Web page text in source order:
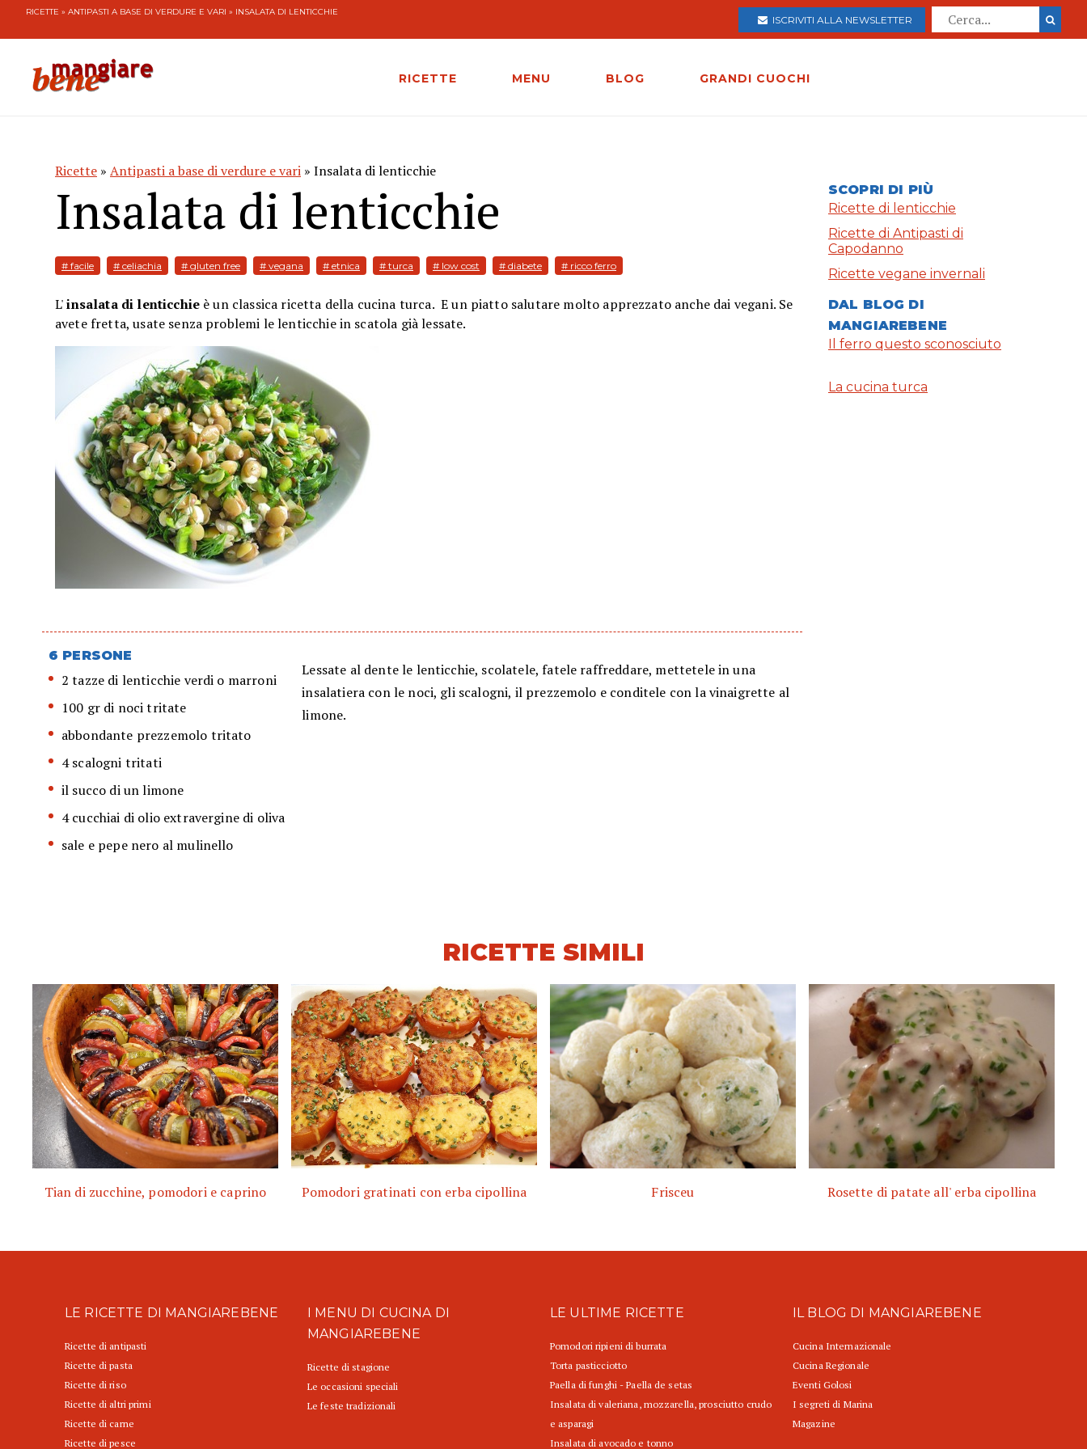
RICETTE » ANTIPASTI A BASE DI VERDURE E VARI » INSALATA DI LENTICCHIE
ISCRIVITI ALLA NEWSLETTER
RICETTE MENU BLOG GRANDI CUOCHI
Ricette » Antipasti a base di verdure e vari » Insalata di lenticchie
Insalata di lenticchie
# facile # celiachia # gluten free # vegana # etnica # turca # low cost # diabete # ricco ferro
L'insalata di lenticchie è un classica ricetta della cucina turca. E un piatto salutare molto apprezzato anche dai vegani. Se
avete fretta, usate senza problemi le lenticchie in scatola già lessate.
6 PERSONE
2 tazze di lenticchie verdi o marroni
100 gr di noci tritate
abbondante prezzemolo tritato
4 scalogni tritati
il succo di un limone
4 cucchiai di olio extravergine di oliva
sale e pepe nero al mulinello
Lessate al dente le lenticchie, scolatele, fatele raffreddare, mettetele in una
insalatiera con le noci, gli scalogni, il prezzemolo e conditele con la vinaigrette al
limone.
SCOPRI DI PIÙ
Ricette di lenticchie
Ricette di Antipasti di
Capodanno
Ricette vegane invernali
DAL BLOG DI
MANGIAREBENE
Il ferro questo sconosciuto
La cucina turca
RICETTE SIMILI
Tian di zucchine, pomodori e caprino Pomodori gratinati con erba cipollina Frisceu Rosette di patate all' erba cipollina
LE RICETTE DI MANGIAREBENE
Ricette di antipasti
Ricette di pasta
Ricette di riso
Ricette di altri primi
Ricette di carne
Ricette di pesce
I MENU DI CUCINA DI
MANGIAREBENE
Ricette di stagione
Le occasioni speciali
Le feste tradizionali
LE ULTIME RICETTE
Pomodori ripieni di burrata
Torta pasticciotto
Paella di funghi - Paella de setas
Insalata di valeriana, mozzarella, prosciutto crudo
e asparagi
Insalata di avocado e tonno
IL BLOG DI MANGIAREBENE
Cucina Internazionale
Cucina Regionale
Eventi Golosi
I segreti di Marina
Magazine